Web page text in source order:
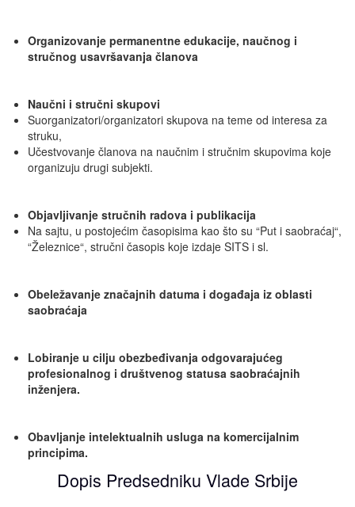
Organizovanje permanentne edukacije, naučnog i
stručnog usavršavanja članova
Naučni i stručni skupovi
Suorganizatori/organizatori skupova na teme od interesa za
struku,
Učestvovanje članova na naučnim i stručnim skupovima koje
organizuju drugi subjekti.
Objavljivanje stručnih radova i publikacija
Na sajtu, u postojećim časopisima kao što su “Put i saobraćaj“,
“Železnice“, stručni časopis koje izdaje SITS i sl.
Obeležavanje značajnih datuma i događaja iz oblasti
saobraćaja
Lobiranje u cilju obezbeđivanja odgovarajućeg
profesionalnog i društvenog statusa saobraćajnih
inženjera.
Obavljanje intelektualnih usluga na komercijalnim
principima.
Dopis Predsedniku Vlade Srbije